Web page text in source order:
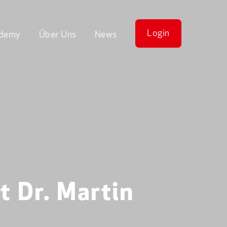
Über Uns News Login
Dr. Martin